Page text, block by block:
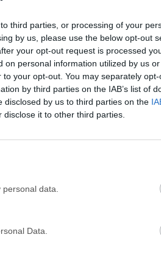
third parties, or processing of your
by us, please use the below opt-out
your opt-out request is processed
on personal information utilized by us
your opt-out. You may separately
by third parties on the IAB’s list of
disclosed by us to third parties on the
disclose it to other third parties.
data.
Data.
CapCut
Wars
Action Game TradingView -
2026 EA
EA SPORTS
configuración de los ventiladores de
de calor. También es
ruido mínimo durante un uso
Xpert se integrará en Armoury